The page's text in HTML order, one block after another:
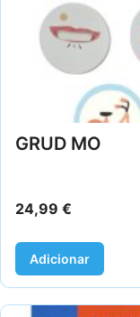
GRUD MO
24,99 €
Adicionar